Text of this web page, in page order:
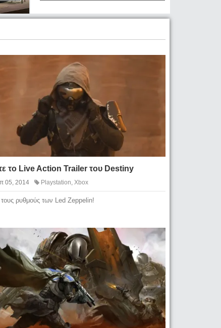
το Live Action Trailer του Destiny
05, 2014 Playstation Xbox
ρυθμούς των Led Zeppelin!